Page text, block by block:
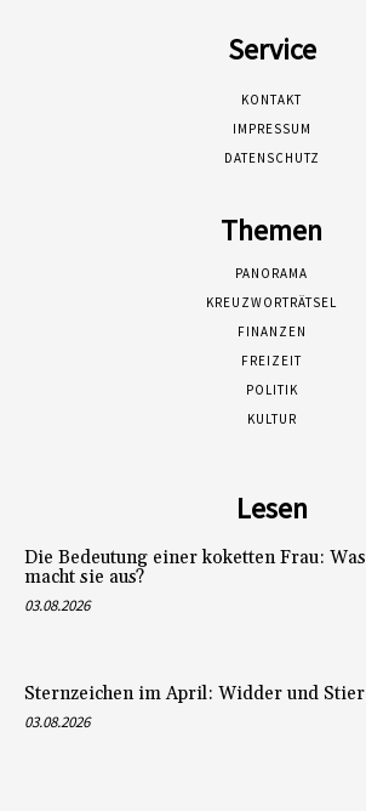
Service
KONTAKT
IMPRESSUM
DATENSCHUTZ
Themen
PANORAMA
KREUZWORTRÄTSEL
FINANZEN
FREIZEIT
POLITIK
KULTUR
Lesen
Die Bedeutung einer koketten Frau: Was
macht sie aus?
03.08.2026
Sternzeichen im April: Widder und Stier
03.08.2026